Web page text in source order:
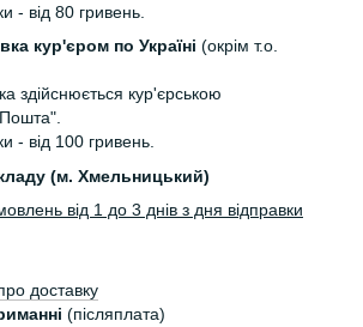
- від 80 гривень.
кур'єром по Україні (окрім т.о.
здійснюється кур'єрською
- від 100 гривень.
(м. Хмельницький)
від 1 до 3 днів з дня відправки
доставку
(післяплата)